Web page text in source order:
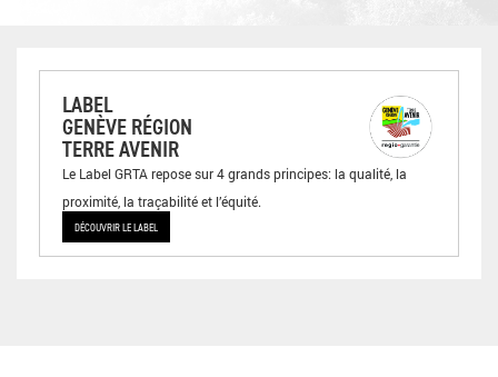
LABEL
GENÈVE RÉGION
TERRE AVENIR
Le Label GRTA repose sur 4 grands principes: la qualité, la
proximité, la traçabilité et l’équité.
DÉCOUVRIR LE LABEL